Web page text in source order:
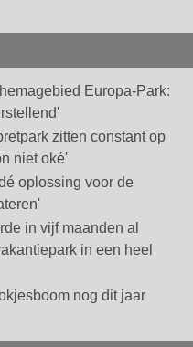
Europa-Park:
zitten constant op
niet oké'
oplossing voor de
in vijf maanden al
in een heel
nog dit jaar